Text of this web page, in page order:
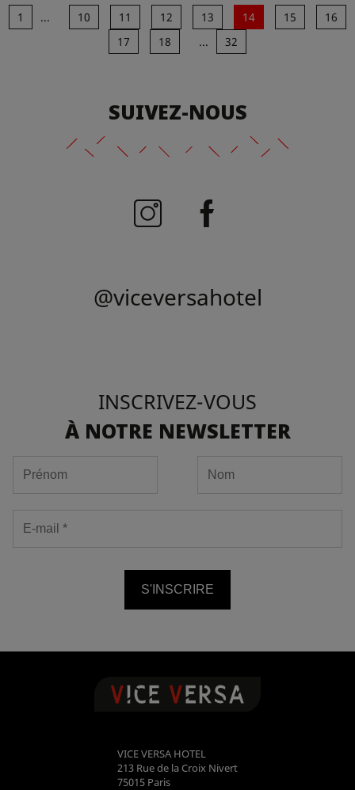
1 ... 10 11 12 13 14 15
16
17
18 ... 32
SUIVEZ-NOUS
@viceversahotel
INSCRIVEZ-VOUS
À NOTRE NEWSLETTER
S'INSCRIRE
VICE VERSA HOTEL
213 Rue de la Croix Nivert
75015 Paris